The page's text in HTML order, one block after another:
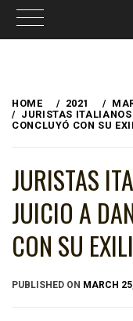
content
HOME 2021
JURISTAS
CONCLUYÓ CON SU
JURISTAS
JUICIO A
CON SU
PUBLISHED ON MARCH